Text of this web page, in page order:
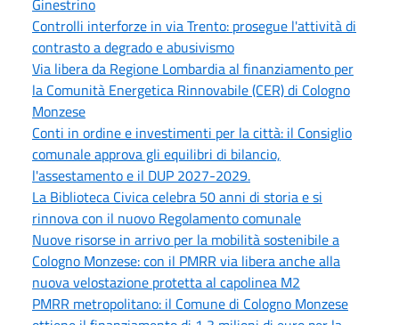
Controlli interforze in via Trento: prosegue l'attività di
contrasto a degrado e abusivismo
Via libera da Regione Lombardia al finanziamento per
la Comunità Energetica Rinnovabile (CER) di Cologno
Monzese
Conti in ordine e investimenti per la città: il Consiglio
comunale approva gli equilibri di bilancio,
l'assestamento e il DUP 2027-2029.
La Biblioteca Civica celebra 50 anni di storia e si
rinnova con il nuovo Regolamento comunale
Nuove risorse in arrivo per la mobilità sostenibile a
Cologno Monzese: con il PMRR via libera anche alla
nuova velostazione protetta al capolinea M2
PMRR metropolitano: il Comune di Cologno Monzese